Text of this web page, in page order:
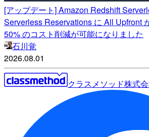
[アップデート] Amazon Redshift
Serverless Reservations に All Upfront
50% のコスト削減が可能になりました
石川覚
2026.08.01
クラスメソッド株式